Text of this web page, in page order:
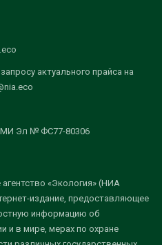
актуального прайса на
Эл № ФС77-80306
«Экология» (НИА
издание, предоставляющее
информацию об
и в мире, мерах по охране